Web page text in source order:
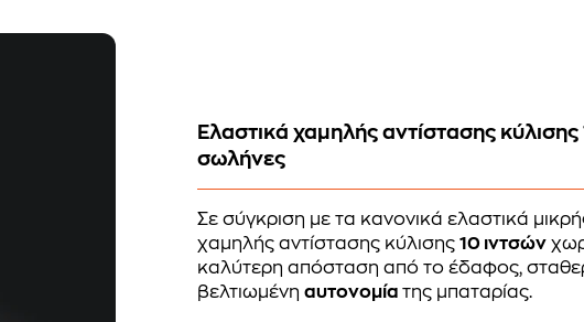
Ελαστικά χαμηλής αντίστασης
σωλήνες
Σε σύγκριση με τα κανονικά ελαστικά
χαμηλής αντίστασης κύλισης10 ιντσών
καλύτερη απόσταση από το έδαφος,
βελτιωμένηαυτονομίατης μπαταρίας.